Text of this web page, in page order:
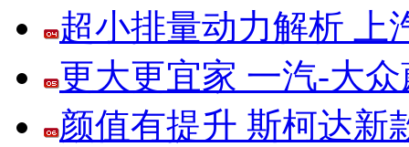
超小排量动力解析 上
更大更宜家 一汽-大
颜值有提升 斯柯达新